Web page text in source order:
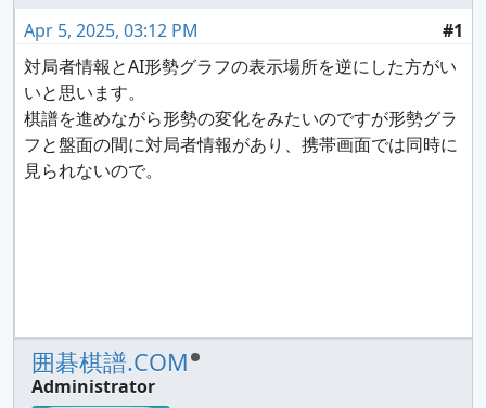
Apr 5, 2025, 03:12 PM
#1
対局者情報とAI形勢グラフの表示場所を逆にした方がい
いと思います。
棋譜を進めながら形勢の変化をみたいのですが形勢グラ
フと盤面の間に対局者情報があり、携帯画面では同時に
見られないので。
囲碁棋譜.COM
Administrator